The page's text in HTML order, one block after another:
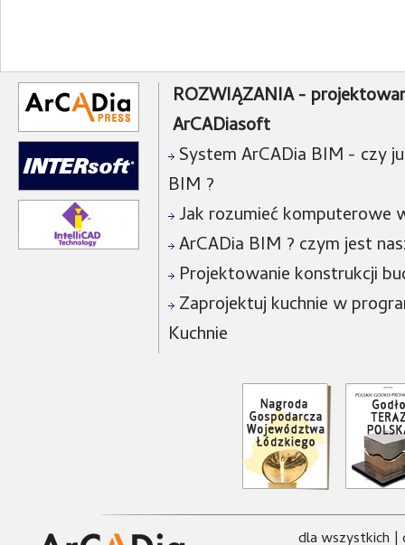
ROZWIĄZANIA -
ArCADiasoft
System ArCADia BIM - czy
BIM ?
Jak rozumieć komputerowe
ArCADia BIM ? czym jest
Projektowanie konstrukcji
Zaprojektuj kuchnie w
Kuchnie
dla wszystkich |